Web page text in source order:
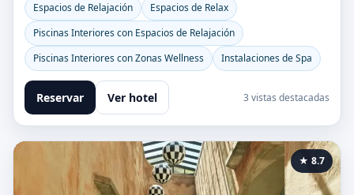
Espacios de Relajación
Espacios de Relax
Piscinas Interiores con Espacios de Relajación
Piscinas Interiores con Zonas Wellness
Instalaciones de Spa
Reservar Ver hotel 3 vistas destacadas
★ 8.7